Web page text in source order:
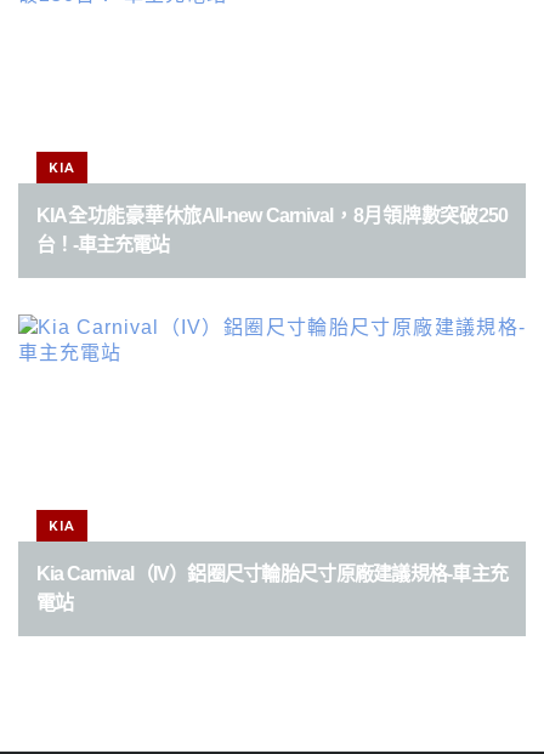
KIA
KIA全功能豪華休旅All-new Carnival，8月領牌數突破250
台！-車主充電站
KIA
Kia Carnival（IV）鋁圈尺寸輪胎尺寸原廠建議規格-車主充
電站